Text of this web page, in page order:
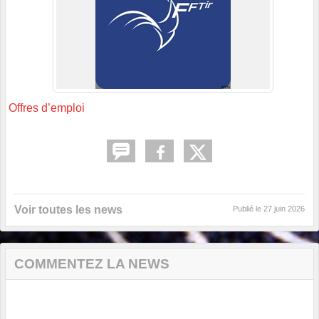
Offres d’emploi
Voir toutes les news Publié le 27 juin 2026
COMMENTEZ LA NEWS